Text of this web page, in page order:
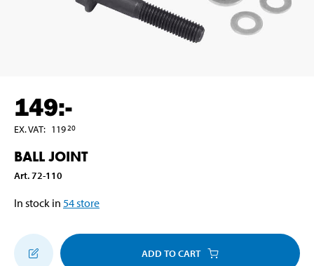
149:-
EX. VAT: 11920
BALL JOINT
Art.72-110
In stock in 54store
ADD TO CART